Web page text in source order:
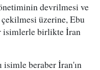
devrilmesi ve
çekilmesi üzerine, Ebu
isimlerle birlikte İran
isimle beraber İran'ın